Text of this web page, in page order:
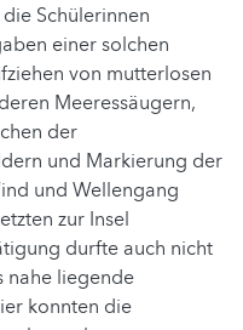
Schülerinnen
einer solchen
von mutterlosen
Meeressäugern,
der
und Markierung der
und Wellengang
zur Insel
durfte auch nicht
nahe liegende
konnten die